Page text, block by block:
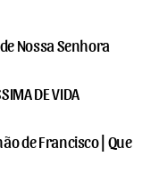
Nossa Senhora
DE VIDA
de Francisco | Que